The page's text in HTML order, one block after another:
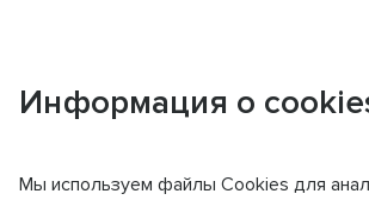
Информация о
Мы используем файлы Сookies для